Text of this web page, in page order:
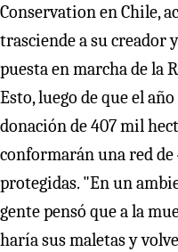
Conservation en Chile,
trasciende a su creador
puesta en marcha de la
Esto, luego de que el
donación de 407 mil
conformarán una red
protegidas. "En un
gente pensó que a la
haría sus maletas y